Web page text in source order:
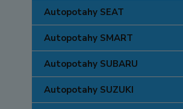
Autopotahy SEAT
Autopotahy SMART
Autopotahy SUBARU
Autopotahy SUZUKI